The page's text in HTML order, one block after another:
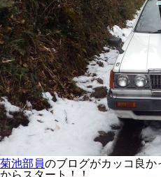
菊池部員のブログがカッコ良
からスタート！！